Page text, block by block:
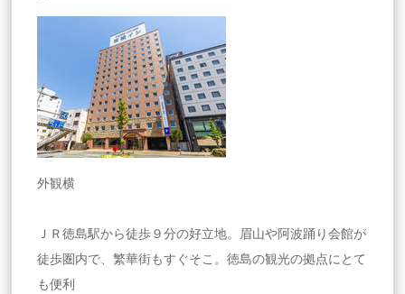
外観横
ＪＲ徳島駅から徒歩９分の好立地。眉山や阿波踊り会館が
徒歩圏内で、繁華街もすぐそこ。徳島の観光の拠点にとて
も便利